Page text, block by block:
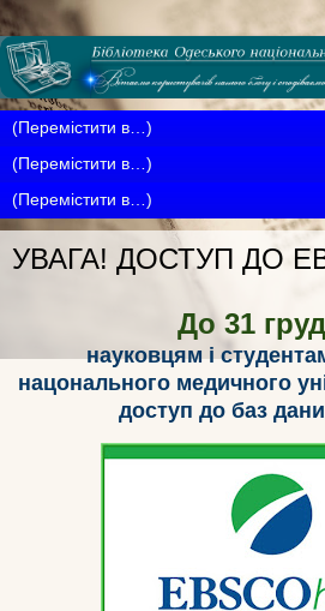
УВАГА! ДОСТУП ДО
До 31
науковцям і
нацонального медичного
доступ до баз